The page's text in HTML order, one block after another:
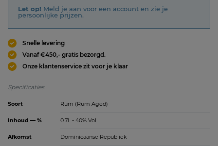
Let op! Meld je aan voor een account en zie je
persoonlijke prijzen.
Snelle levering
Vanaf €450,- gratis bezorgd.
Onze klantenservice zit voor je klaar
Specificaties
Soort Rum (Rum Aged)
Inhoud — % 0.7L - 40% Vol
Afkomst Dominicaanse Republiek